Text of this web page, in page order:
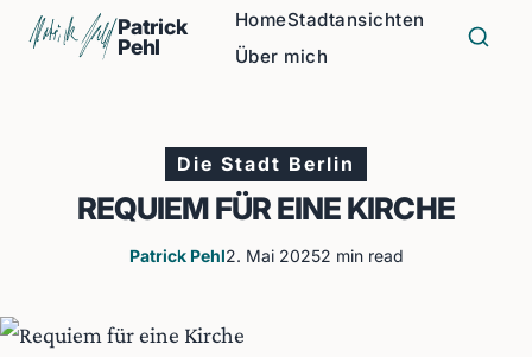
Patrick
Pehl
HomeStadtansichten
Über mich
Die Stadt Berlin
REQUIEM FÜR EINE KIRCHE
Patrick Pehl2. Mai 20252 min read